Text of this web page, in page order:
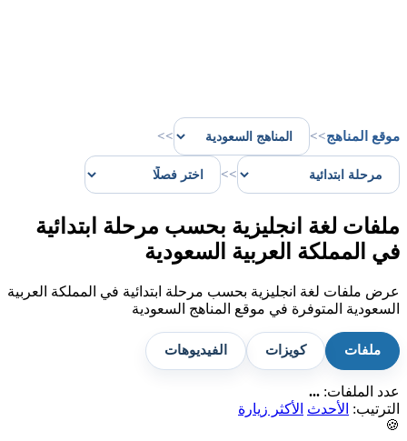
موقع المناهج>>
>>
>>
ملفات لغة انجليزية بحسب مرحلة ابتدائية
في المملكة العربية السعودية
عرض ملفات لغة انجليزية بحسب مرحلة ابتدائية في المملكة العربية
السعودية المتوفرة في موقع المناهج السعودية
ملفات كويزات الفيديوهات
عدد الملفات: ...
الترتيب:
الأحدث
الأكثر زيارة
🍪